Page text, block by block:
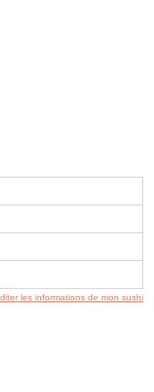
les informations de mon sushi